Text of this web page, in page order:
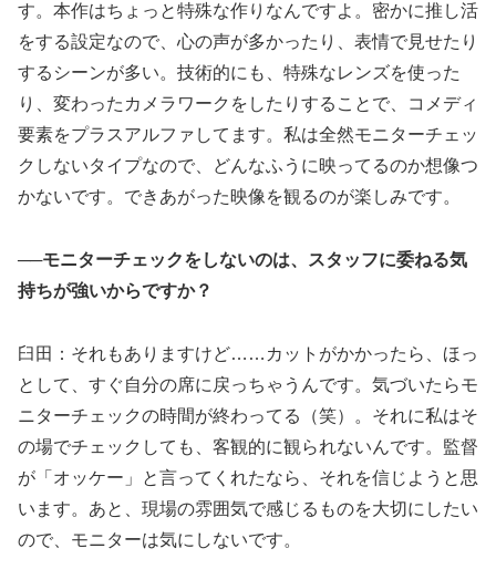
す。本作はちょっと特殊な作りなんですよ。密かに推し活
をする設定なので、心の声が多かったり、表情で見せたり
するシーンが多い。技術的にも、特殊なレンズを使った
り、変わったカメラワークをしたりすることで、コメディ
要素をプラスアルファしてます。私は全然モニターチェッ
クしないタイプなので、どんなふうに映ってるのか想像つ
かないです。できあがった映像を観るのが楽しみです。
──モニターチェックをしないのは、スタッフに委ねる気
持ちが強いからですか？
臼田：それもありますけど……カットがかかったら、ほっ
として、すぐ自分の席に戻っちゃうんです。気づいたらモ
ニターチェックの時間が終わってる（笑）。それに私はそ
の場でチェックしても、客観的に観られないんです。監督
が「オッケー」と言ってくれたなら、それを信じようと思
います。あと、現場の雰囲気で感じるものを大切にしたい
ので、モニターは気にしないです。